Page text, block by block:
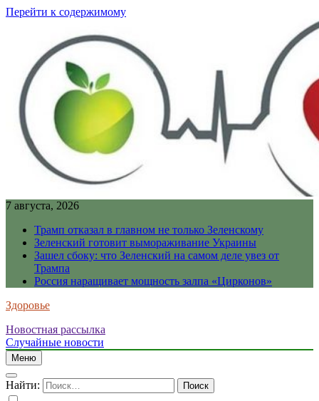
Перейти к содержимому
7 августа, 2026
Трамп отказал в главном не только Зеленскому
Зеленский готовит вымораживание Украины
Зашел сбоку: что Зеленский на самом деле увез от
Трампа
Россия наращивает мощность залпа «Цирконов»
Здоровье
Новостная рассылка
Случайные новости
Меню
Найти: